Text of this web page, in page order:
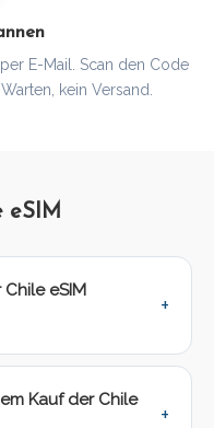
E-Mail. Scan den Code
kein Versand.
eSIM
eSIM
Kauf der Chile